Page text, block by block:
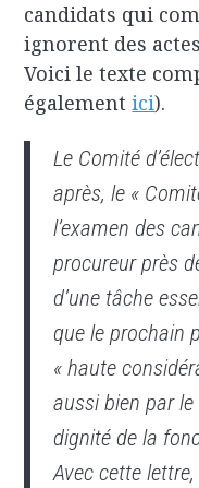
candidats qui
ignorent des
Voici le texte
égalementici).
Le Comité
après, le «
l’examen des
procureur près
d’une tâche
que le prochain
« haute
aussi bien par le
dignité de la
Avec cette